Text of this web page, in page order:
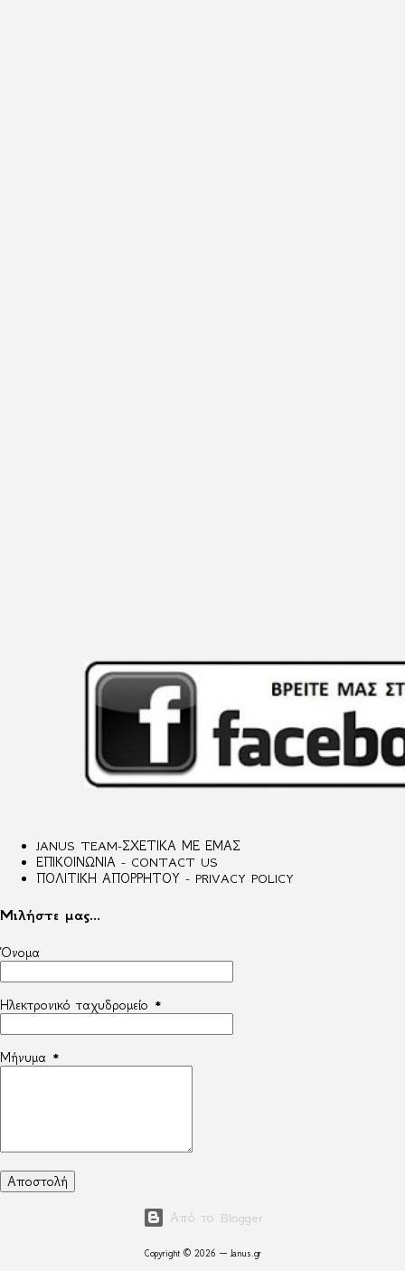
JANUS TEAM-ΣΧΕΤΙΚΑ ΜΕ ΕΜΑΣ
ΕΠΙΚΟΙΝΩΝΙΑ - CONTACT US
ΠΟΛΙΤΙΚΗ ΑΠΟΡΡΗΤΟΥ - PRIVACY POLICY
Μιλήστε μας...
Όνομα
Ηλεκτρονικό ταχυδρομείο *
Μήνυμα *
Από το Blogger
Copyright © 2026 — Janus.gr